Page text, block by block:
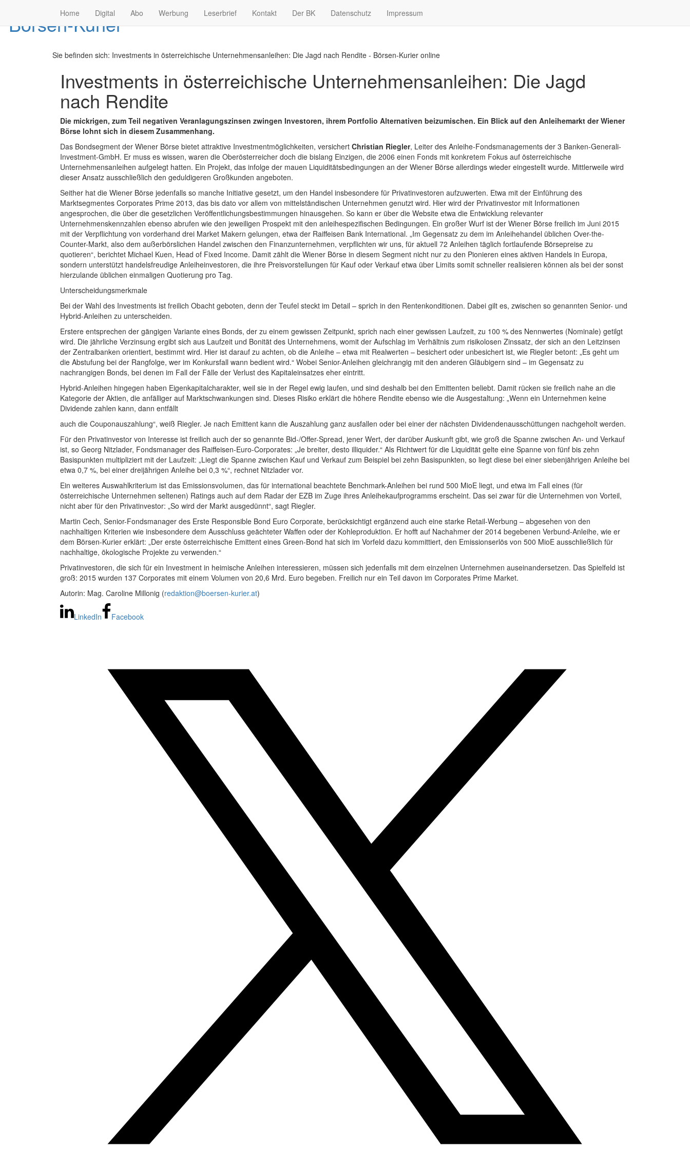
Home Digital Abo Werbung Leserbrief Kontakt Der BK Datenschutz Impressum
Sie befinden sich: Investments in österreichische Unternehmensanleihen: Die Jagd nach Rendite - Börsen-Kurier online
Investments in österreichische Unternehmensanleihen: Die Jagd
nach Rendite
Die mickrigen, zum Teil negativen Veranlagungszinsen zwingen Investoren, ihrem Portfolio Alternativen beizumischen. Ein Blick auf den Anleihemarkt der Wiener
Börse lohnt sich in diesem Zusammenhang.
Das Bondsegment der Wiener Börse bietet attraktive Investmentmöglichkeiten, versichert Christian Riegler, Leiter des Anleihe-Fondsmanagements der 3 Banken-Generali-
Investment-GmbH. Er muss es wissen, waren die Oberösterreicher doch die bislang Einzigen, die 2006 einen Fonds mit konkretem Fokus auf österreichische
Unternehmensanleihen aufgelegt hatten. Ein Projekt, das infolge der mauen Liquiditätsbedingungen an der Wiener Börse allerdings wieder eingestellt wurde. Mittlerweile wird
dieser Ansatz ausschließlich den geduldigeren Großkunden angeboten.
Seither hat die Wiener Börse jedenfalls so manche Initiative gesetzt, um den Handel insbesondere für Privatinvestoren aufzuwerten. Etwa mit der Einführung des
Marktsegmentes Corporates Prime 2013, das bis dato vor allem von mittelständischen Unternehmen genutzt wird. Hier wird der Privatinvestor mit Informationen
angesprochen, die über die gesetzlichen Veröffentlichungsbestimmungen hinausgehen. So kann er über die Website etwa die Entwicklung relevanter
Unternehmenskennzahlen ebenso abrufen wie den jeweiligen Prospekt mit den anleihespezifischen Bedingungen. Ein großer Wurf ist der Wiener Börse freilich im Juni 2015
mit der Verpflichtung von vorderhand drei Market Makern gelungen, etwa der Raiffeisen Bank International. „Im Gegensatz zu dem im Anleihehandel üblichen Over-the-
Counter-Markt, also dem außerbörslichen Handel zwischen den Finanzunternehmen, verpflichten wir uns, für aktuell 72 Anleihen täglich fortlaufende Börsepreise zu
quotieren“, berichtet Michael Kuen, Head of Fixed Income. Damit zählt die Wiener Börse in diesem Segment nicht nur zu den Pionieren eines aktiven Handels in Europa,
sondern unterstützt handelsfreudige Anleiheinvestoren, die ihre Preisvorstellungen für Kauf oder Verkauf etwa über Limits somit schneller realisieren können als bei der sonst
hierzulande üblichen einmaligen Quotierung pro Tag.
Unterscheidungsmerkmale
Bei der Wahl des Investments ist freilich Obacht geboten, denn der Teufel steckt im Detail – sprich in den Rentenkonditionen. Dabei gilt es, zwischen so genannten Senior- und
Hybrid-Anleihen zu unterscheiden.
Erstere entsprechen der gängigen Variante eines Bonds, der zu einem gewissen Zeitpunkt, sprich nach einer gewissen Laufzeit, zu 100 % des Nennwertes (Nominale) getilgt
wird. Die jährliche Verzinsung ergibt sich aus Laufzeit und Bonität des Unternehmens, womit der Aufschlag im Verhältnis zum risikolosen Zinssatz, der sich an den Leitzinsen
der Zentralbanken orientiert, bestimmt wird. Hier ist darauf zu achten, ob die Anleihe – etwa mit Realwerten – besichert oder unbesichert ist, wie Riegler betont: „Es geht um
die Abstufung bei der Rangfolge, wer im Konkursfall wann bedient wird.“ Wobei Senior-Anleihen gleichrangig mit den anderen Gläubigern sind – im Gegensatz zu
nachrangigen Bonds, bei denen im Fall der Fälle der Verlust des Kapitaleinsatzes eher eintritt.
Hybrid-Anleihen hingegen haben Eigenkapitalcharakter, weil sie in der Regel ewig laufen, und sind deshalb bei den Emittenten beliebt. Damit rücken sie freilich nahe an die
Kategorie der Aktien, die anfälliger auf Marktschwankungen sind. Dieses Risiko erklärt die höhere Rendite ebenso wie die Ausgestaltung: „Wenn ein Unternehmen keine
Dividende zahlen kann, dann entfällt
auch die Couponauszahlung“, weiß Riegler. Je nach Emittent kann die Auszahlung ganz ausfallen oder bei einer der nächsten Dividendenausschüttungen nachgeholt werden.
Für den Privatinvestor von Interesse ist freilich auch der so genannte Bid-/Offer-Spread, jener Wert, der darüber Auskunft gibt, wie groß die Spanne zwischen An- und Verkauf
ist, so Georg Nitzlader, Fondsmanager des Raiffeisen-Euro-Corporates: „Je breiter, desto illiquider.“ Als Richtwert für die Liquidität gelte eine Spanne von fünf bis zehn
Basispunkten multipliziert mit der Laufzeit: „Liegt die Spanne zwischen Kauf und Verkauf zum Beispiel bei zehn Basispunkten, so liegt diese bei einer siebenjährigen Anleihe bei
etwa 0,7 %, bei einer dreijährigen Anleihe bei 0,3 %“, rechnet Nitzlader vor.
Ein weiteres Auswahlkriterium ist das Emissionsvolumen, das für international beachtete Benchmark-Anleihen bei rund 500 MioE liegt, und etwa im Fall eines (für
österreichische Unternehmen seltenen) Ratings auch auf dem Radar der EZB im Zuge ihres Anleihekaufprogramms erscheint. Das sei zwar für die Unternehmen von Vorteil,
nicht aber für den Privatinvestor: „So wird der Markt ausgedünnt“, sagt Riegler.
Martin Cech, Senior-Fondsmanager des Erste Responsible Bond Euro Corporate, berücksichtigt ergänzend auch eine starke Retail-Werbung – abgesehen von den
nachhaltigen Kriterien wie insbesondere dem Ausschluss geächteter Waffen oder der Kohleproduktion. Er hofft auf Nachahmer der 2014 begebenen Verbund-Anleihe, wie er
dem Börsen-Kurier erklärt: „Der erste österreichische Emittent eines Green-Bond hat sich im Vorfeld dazu kommittiert, den Emissionserlös von 500 MioE ausschließlich für
nachhaltige, ökologische Projekte zu verwenden.“
Privatinvestoren, die sich für ein Investment in heimische Anleihen interessieren, müssen sich jedenfalls mit dem einzelnen Unternehmen auseinandersetzen. Das Spielfeld ist
groß: 2015 wurden 137 Corporates mit einem Volumen von 20,6 Mrd. Euro begeben. Freilich nur ein Teil davon im Corporates Prime Market.
Autorin: Mag. Caroline Millonig (redaktion@boersen-kurier.at)
LinkedIn Facebook